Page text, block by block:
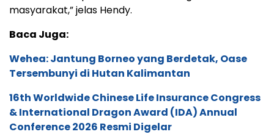
masyarakat,” jelas Hendy.
Baca Juga:
Wehea: Jantung Borneo yang Berdetak, Oase
Tersembunyi di Hutan Kalimantan
16th Worldwide Chinese Life Insurance Congress
& International Dragon Award (IDA) Annual
Conference 2026 Resmi Digelar